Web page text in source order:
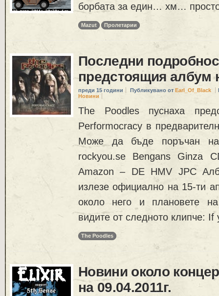
борбата за един… хм…
Mazut Пролетарии
Последни
предстоящия албум
преди 15 години Публикувано от Earl_Of_Black
Новини
The Poodles пуснаха
Performocracy в
Може да бъде поръчан на
rockyou.se Bengans Ginza
Amazon – DE HMV JPC
излезе официално на 15-ти
около него и плановете
видите от следното клипче:
The Poodles
Новини около
на 09.04.2011г.